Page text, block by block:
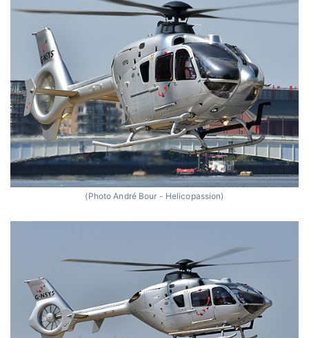
(Photo André Bour - Helicopassion)